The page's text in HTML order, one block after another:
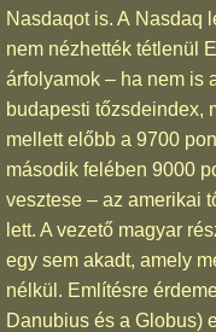
Nasdaqot is. A Nasdaq
nem nézhették tétlenül
árfolyamok – ha nem is
budapesti tőzsdeindex,
mellett előbb a 9700
második felében 9000
vesztese – az amerikai
lett. A vezető magyar
egy sem akadt, amely
nélkül. Említésre
Danubius és a Globus)